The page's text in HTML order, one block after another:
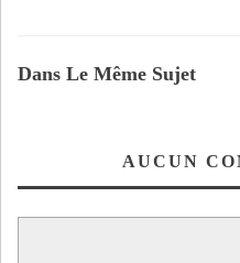
Dans Le Même Sujet
AUCUN